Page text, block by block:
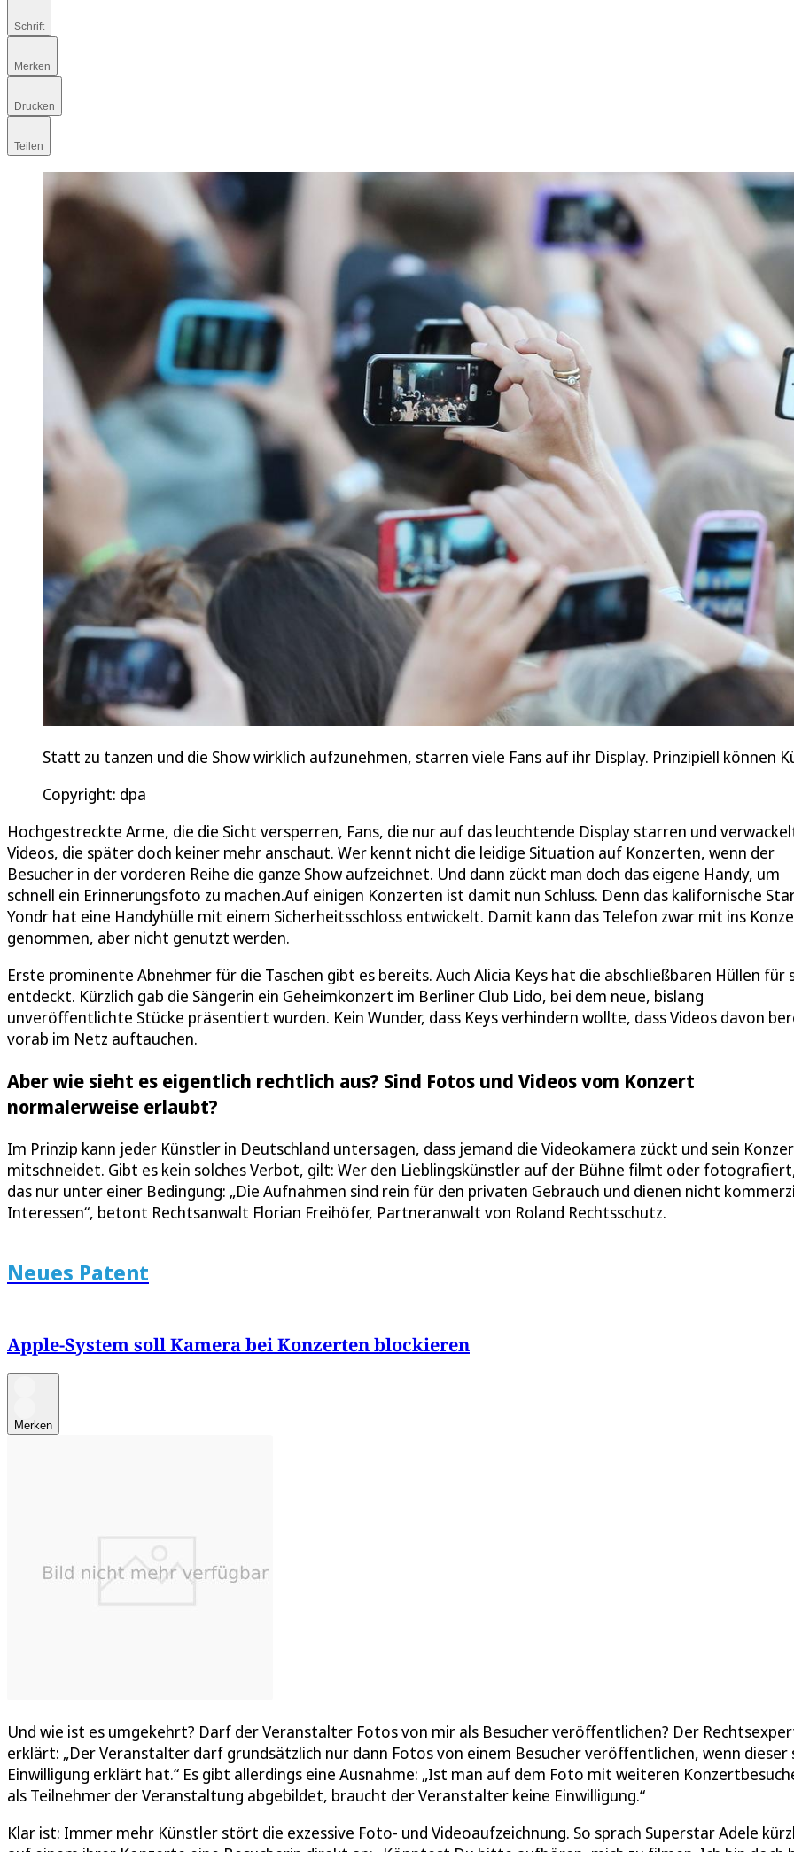
Schrift
Merken
Drucken
Teilen
Statt zu tanzen und die Show wirklich aufzunehmen, starren viele Fans auf ihr Display. Prinzipiell können
Copyright: dpa
Hochgestreckte Arme, die die Sicht versperren, Fans, die nur auf das leuchtende Display starren und
Videos, die später doch keiner mehr anschaut. Wer kennt nicht die leidige Situation auf Konzerten, wenn der
Besucher in der vorderen Reihe die ganze Show aufzeichnet. Und dann zückt man doch das eigene Handy, um
schnell ein Erinnerungsfoto zu machen.Auf einigen Konzerten ist damit nun Schluss. Denn das kalifornische
Yondr hat eine Handyhülle mit einem Sicherheitsschloss entwickelt. Damit kann das Telefon zwar mit ins
genommen, aber nicht genutzt werden.
Erste prominente Abnehmer für die Taschen gibt es bereits. Auch Alicia Keys hat die abschließbaren Hüllen für
entdeckt. Kürzlich gab die Sängerin ein Geheimkonzert im Berliner Club Lido, bei dem neue, bislang
unveröffentlichte Stücke präsentiert wurden. Kein Wunder, dass Keys verhindern wollte, dass Videos davon
vorab im Netz auftauchen.
Aber wie sieht es eigentlich rechtlich aus? Sind Fotos und Videos vom Konzert
normalerweise erlaubt?
Im Prinzip kann jeder Künstler in Deutschland untersagen, dass jemand die Videokamera zückt und sein
mitschneidet. Gibt es kein solches Verbot, gilt: Wer den Lieblingskünstler auf der Bühne filmt oder
das nur unter einer Bedingung: „Die Aufnahmen sind rein für den privaten Gebrauch und dienen nicht
Interessen“, betont Rechtsanwalt Florian Freihöfer, Partneranwalt von Roland Rechtsschutz.
Neues Patent
Apple-System soll Kamera bei Konzerten blockieren
Merken
Und wie ist es umgekehrt? Darf der Veranstalter Fotos von mir als Besucher veröffentlichen? Der
erklärt: „Der Veranstalter darf grundsätzlich nur dann Fotos von einem Besucher veröffentlichen, wenn dieser
Einwilligung erklärt hat.“ Es gibt allerdings eine Ausnahme: „Ist man auf dem Foto mit weiteren
als Teilnehmer der Veranstaltung abgebildet, braucht der Veranstalter keine Einwilligung.“
Klar ist: Immer mehr Künstler stört die exzessive Foto- und Videoaufzeichnung. So sprach Superstar Adele